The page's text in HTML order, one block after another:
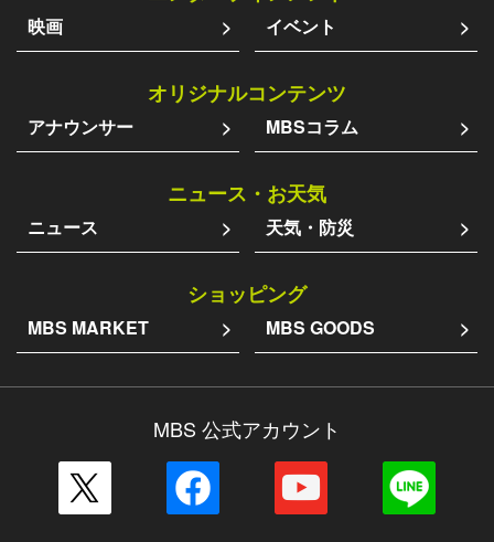
映画 イベント
オリジナルコンテンツ
アナウンサー MBSコラム
ニュース・お天気
ニュース 天気・防災
ショッピング
MBS MARKET MBS GOODS
MBS 公式アカウント